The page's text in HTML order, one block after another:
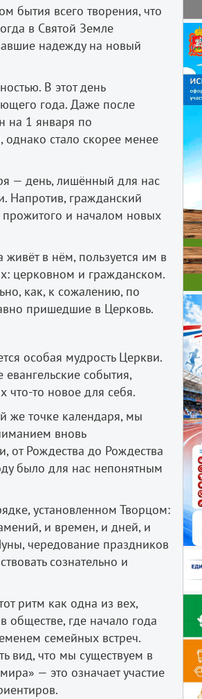
бытия всего творения, что
в Святой Земле
надежду на новый
В этот день
года. Даже после
на 1 января по
однако стало скорее менее
— день, лишённый для нас
Напротив, гражданский
и началом новых
в нём, пользуется им в
церковном и гражданском.
как, к сожалению, по
пришедшие в Церковь.
особая мудрость Церкви.
события,
то новое для себя.
же точке календаря, мы
вновь
Рождества до Рождества
было для нас непонятным
установленном Творцом:
и времен, и дней, и
чередование праздников
сознательно и
ритм как одна из вех,
где начало года
семейных встреч.
вид, что мы существуем в
— это означает участие